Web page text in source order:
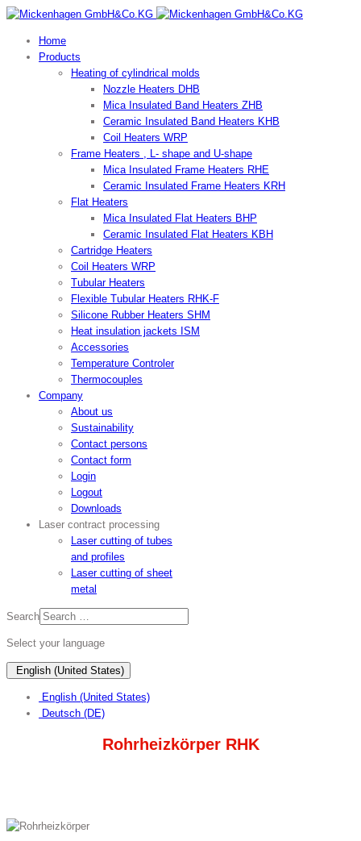
Home
Products
Heating of cylindrical molds
Nozzle Heaters DHB
Mica Insulated Band Heaters ZHB
Ceramic Insulated Band Heaters KHB
Coil Heaters WRP
Frame Heaters , L- shape and U-shape
Mica Insulated Frame Heaters RHE
Ceramic Insulated Frame Heaters KRH
Flat Heaters
Mica Insulated Flat Heaters BHP
Ceramic Insulated Flat Heaters KBH
Cartridge Heaters
Coil Heaters WRP
Tubular Heaters
Flexible Tubular Heaters RHK-F
Silicone Rubber Heaters SHM
Heat insulation jackets ISM
Accessories
Temperature Controler
Thermocouples
Company
About us
Sustainability
Contact persons
Contact form
Login
Logout
Downloads
Laser contract processing
Laser cutting of tubes
and profiles
Laser cutting of sheet
metal
Search
Select your language
English (United States)
English (United States)
Deutsch (DE)
Rohrheizkörper RHK